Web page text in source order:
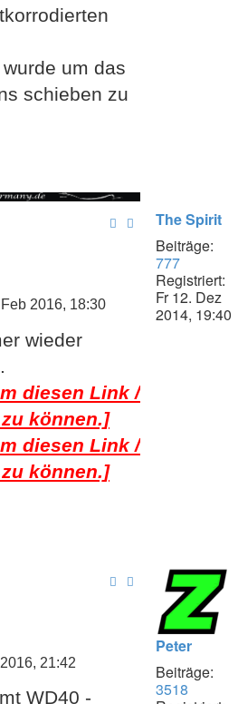
um das
schieben zu
The Spirit
Beiträge:
777
Registriert:
Fr 12. Dez
2014, 19:40
2016, 18:30
wieder
diesen Link /
können.]
diesen Link /
können.]
Peter
Beiträge:
3518
21:42
WD40 -